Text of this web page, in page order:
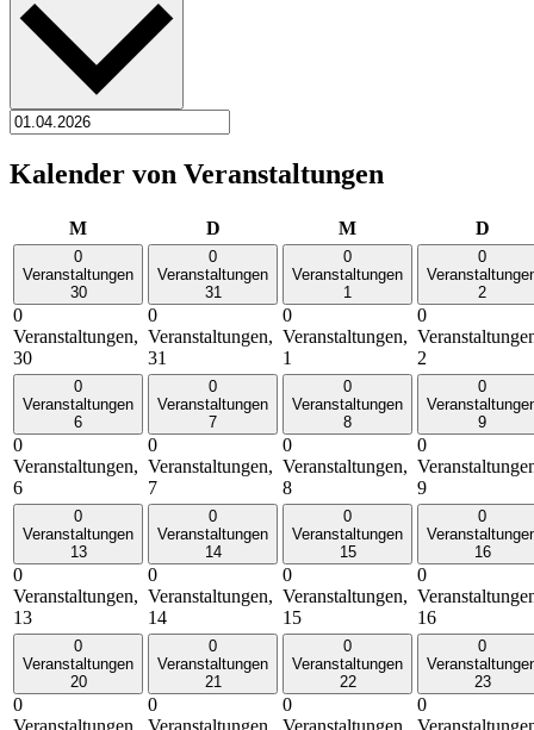
Kalender von Veranstaltungen
MMontag DDienstag MMittwoch D
0
Veranstaltungen
30
0
Veranstaltungen,
30
0
Veranstaltungen
31
0
Veranstaltungen,
31
0
Veranstaltungen
1
0
Veranstaltungen,
1
0
2
0
2
0
Veranstaltungen
6
0
Veranstaltungen,
6
0
Veranstaltungen
7
0
Veranstaltungen,
7
0
Veranstaltungen
8
0
Veranstaltungen,
8
0
9
0
9
0
Veranstaltungen
13
0
Veranstaltungen,
13
0
Veranstaltungen
14
0
Veranstaltungen,
14
0
Veranstaltungen
15
0
Veranstaltungen,
15
0
16
0
16
0
Veranstaltungen
20
0
Veranstaltungen,
0
Veranstaltungen
21
0
Veranstaltungen,
0
Veranstaltungen
22
0
Veranstaltungen,
0
23
0